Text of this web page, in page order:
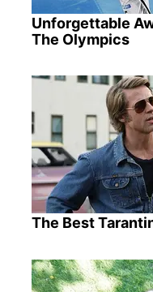
Unforgettable
The Olympics
The Best